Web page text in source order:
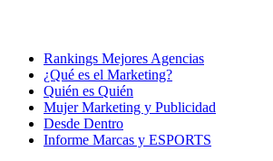
Rankings Mejores Agencias
¿Qué es el Marketing?
Quién es Quién
Mujer Marketing y Publicidad
Desde Dentro
Informe Marcas y ESPORTS